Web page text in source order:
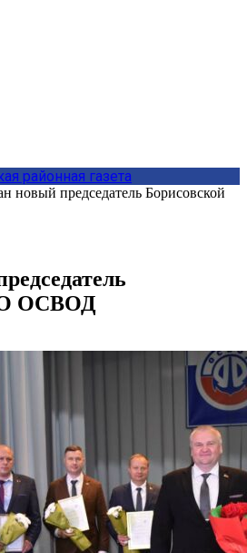
районная газета
новый председатель Борисовской
ОСВОД